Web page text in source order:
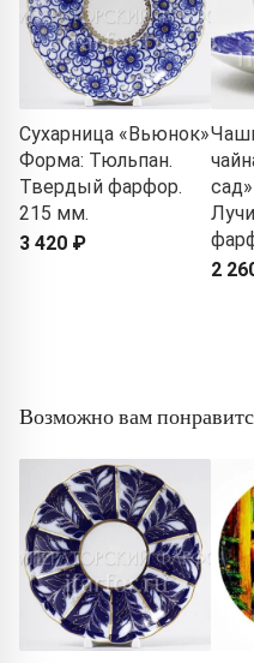
Сухарница «Вьюнок»
Форма: Тюльпан.
Твердый фарфор.
215 мм.
3 420 ₽
2
Возможно вам